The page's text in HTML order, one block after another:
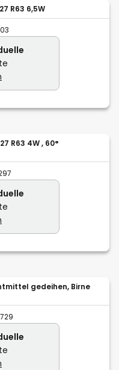
R63 6,5W
R63 4W , 60°
gedeihen, Birne